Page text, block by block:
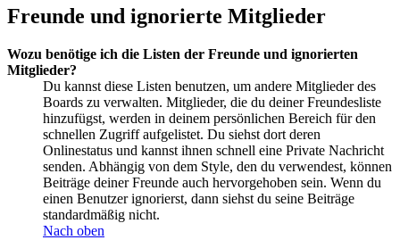
Freunde und ignorierte Mitglieder
Wozu benötige ich die Listen der Freunde und ignorierten
Mitglieder?
Du kannst diese Listen benutzen, um andere Mitglieder des
Boards zu verwalten. Mitglieder, die du deiner Freundesliste
hinzufügst, werden in deinem persönlichen Bereich für den
schnellen Zugriff aufgelistet. Du siehst dort deren
Onlinestatus und kannst ihnen schnell eine Private Nachricht
senden. Abhängig von dem Style, den du verwendest, können
Beiträge deiner Freunde auch hervorgehoben sein. Wenn du
einen Benutzer ignorierst, dann siehst du seine Beiträge
standardmäßig nicht.
Nach oben